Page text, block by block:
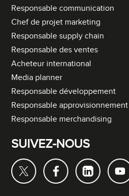
Responsable communication
Chef de projet marketing
Responsable supply chain
Responsable des ventes
Acheteur international
Media planner
Responsable développement
Responsable approvisionnement
Responsable merchandising
SUIVEZ-NOUS